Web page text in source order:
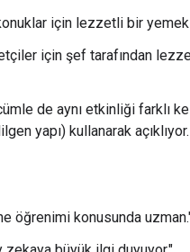
için lezzetli bir yemek
için şef tarafından
de aynı etkinliği farklı
yapı) kullanarak
öğrenimi konusunda